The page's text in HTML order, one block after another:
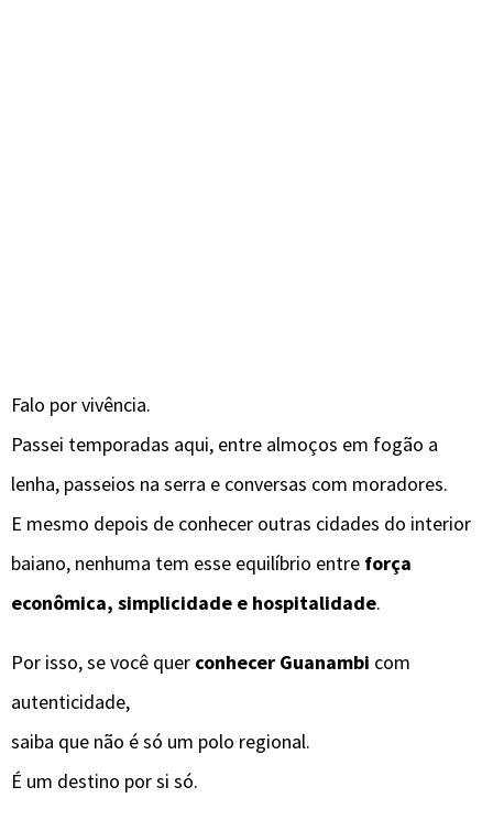
Falo por vivência.
Passei temporadas aqui, entre almoços em fogão a
lenha, passeios na serra e conversas com moradores.
E mesmo depois de conhecer outras cidades do interior
baiano, nenhuma tem esse equilíbrio entre força
econômica, simplicidade e hospitalidade.
Por isso, se você quer conhecer Guanambi com
autenticidade,
saiba que não é só um polo regional.
É um destino por si só.